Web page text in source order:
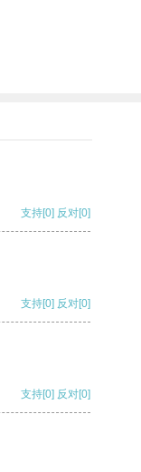
支持[0] 反对[0]
支持[0] 反对[0]
支持[0] 反对[0]